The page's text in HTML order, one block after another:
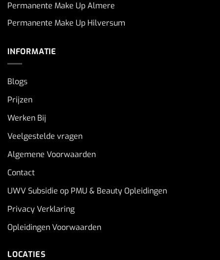
Permanente Make Up Almere
Permanente Make Up Hilversum
INFORMATIE
Blogs
Prijzen
Werken Bij
Veelgestelde vragen
Algemene Voorwaarden
Contact
UWV Subsidie op PMU & Beauty Opleidingen
Privacy Verklaring
Opleidingen Voorwaarden
LOCATIES